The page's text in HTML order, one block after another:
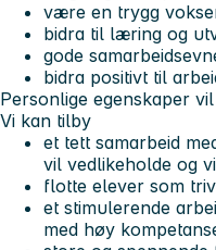
være en trygg
bidra til læring og
gode
bidra positivt til
Personlige egenskaper
Vi kan tilby
et tett samarbeid
vil vedlikeholde og
flotte elever som
et stimulerende
med høy